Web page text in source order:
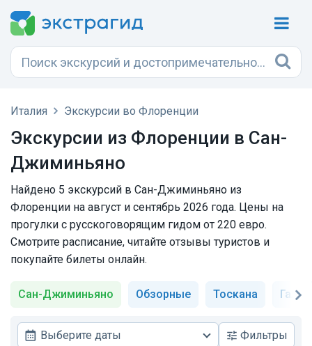
Италия Экскурсии во Флоренции
Экскурсии из Флоренции в Сан-
Джиминьяно
Найдено 5 экскурсий в Сан-Джиминьяно из
Флоренции на август и сентябрь 2026 года. Цены на
прогулки с русскоговорящим гидом от 220 евро.
Смотрите расписание, читайте отзывы туристов и
покупайте билеты онлайн.
Сан-Джиминьяно Обзорные Тоскана
Выберите даты Фильтры